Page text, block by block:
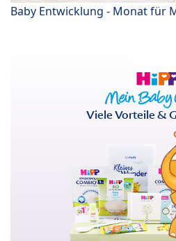
Baby Entwicklung - Monat für
Viele Vorteile &